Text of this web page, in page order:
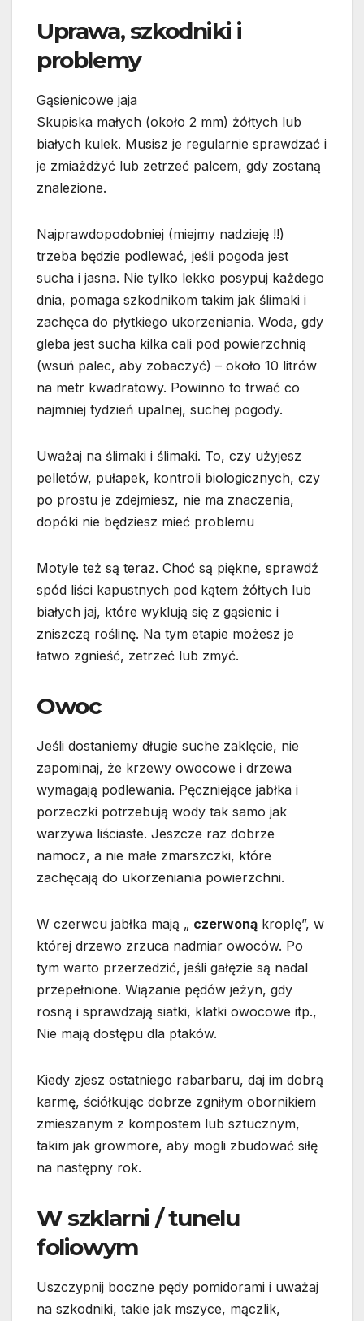
Uprawa, szkodniki i
problemy
Gąsienicowe jaja
Skupiska małych (około 2 mm) żółtych lub
białych kulek. Musisz je regularnie sprawdzać i
je zmiażdżyć lub zetrzeć palcem, gdy zostaną
znalezione.
Najprawdopodobniej (miejmy nadzieję !!)
trzeba będzie podlewać, jeśli pogoda jest
sucha i jasna. Nie tylko lekko posypuj każdego
dnia, pomaga szkodnikom takim jak ślimaki i
zachęca do płytkiego ukorzeniania. Woda, gdy
gleba jest sucha kilka cali pod powierzchnią
(wsuń palec, aby zobaczyć) – około 10 litrów
na metr kwadratowy. Powinno to trwać co
najmniej tydzień upalnej, suchej pogody.
Uważaj na ślimaki i ślimaki. To, czy użyjesz
pelletów, pułapek, kontroli biologicznych, czy
po prostu je zdejmiesz, nie ma znaczenia,
dopóki nie będziesz mieć problemu
Motyle też są teraz. Choć są piękne, sprawdź
spód liści kapustnych pod kątem żółtych lub
białych jaj, które wyklują się z gąsienic i
zniszczą roślinę. Na tym etapie możesz je
łatwo zgnieść, zetrzeć lub zmyć.
Owoc
Jeśli dostaniemy długie suche zaklęcie, nie
zapominaj, że krzewy owocowe i drzewa
wymagają podlewania. Pęczniejące jabłka i
porzeczki potrzebują wody tak samo jak
warzywa liściaste. Jeszcze raz dobrze
namocz, a nie małe zmarszczki, które
zachęcają do ukorzeniania powierzchni.
W czerwcu jabłka mają „ czerwoną kroplę”, w
której drzewo zrzuca nadmiar owoców. Po
tym warto przerzedzić, jeśli gałęzie są nadal
przepełnione. Wiązanie pędów jeżyn, gdy
rosną i sprawdzają siatki, klatki owocowe itp.,
Nie mają dostępu dla ptaków.
Kiedy zjesz ostatniego rabarbaru, daj im dobrą
karmę, ściółkując dobrze zgniłym obornikiem
zmieszanym z kompostem lub sztucznym,
takim jak growmore, aby mogli zbudować siłę
na następny rok.
W szklarni / tunelu
foliowym
Uszczypnij boczne pędy pomidorami i uważaj
na szkodniki, takie jak mszyce, mączlik,